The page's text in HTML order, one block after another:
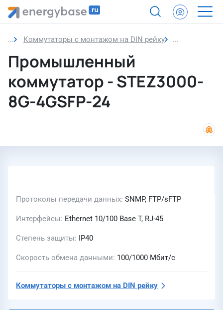
Коммутаторы с монтажом на DIN рейку
Промышленный
коммутатор - STEZ3000-
8G-4GSFP-24
Протоколы передачи данных SNMP, FTP/sFTP
Интерфейсы Ethernet 10/100 Base T, RJ-45
Степень защиты IP40
Скорость обмена данными 100/1000 Мбит/с
Коммутаторы с монтажом на DIN рейку